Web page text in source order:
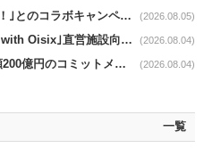
ミニストップnews｜｢ラブライブ！｣とのコラボキャンペーン8/5から開催 (2026.08.05)
オイシックスnews｜｢元気ごはん with Oisix｣直営施設向けサービスを開始 (2026.08.04)
ベルクnews｜武蔵野銀行等と総額200億円のコミットメント契約 (2026.08.04)
一覧